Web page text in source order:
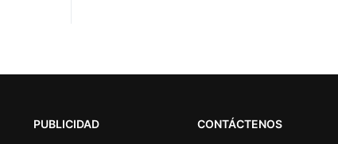
PUBLICIDAD CONTÁCTENOS